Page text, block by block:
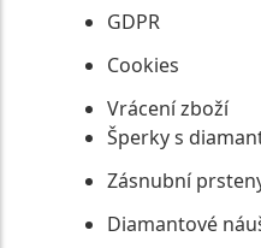
GDPR
Cookies
Vrácení zboží
Šperky s
Zásnubní
Diamantové